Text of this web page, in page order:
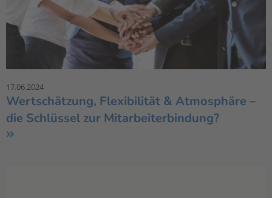
17.06.2024
Wertschätzung, Flexibilität & Atmosphäre –
die Schlüssel zur Mitarbeiterbindung?